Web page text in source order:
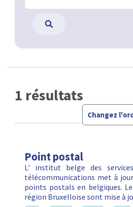
1 résultats
Changez
Point postal
L' institut belge des
télécommunications met à
points postals en belgiques.
région Bruxelloise sont mise à